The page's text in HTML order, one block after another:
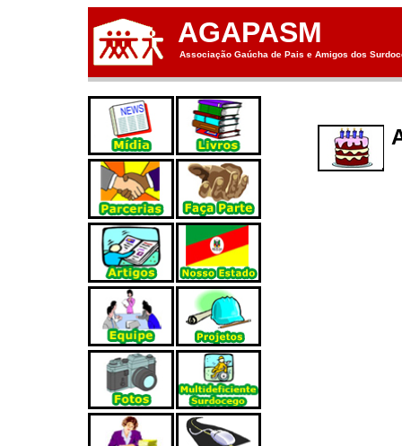
AGAPASM
Associação Gaúcha de Pais e Amigos dos